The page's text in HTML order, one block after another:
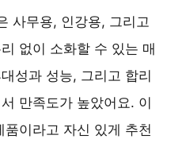
사무용, 인강용, 그리고
없이 소화할 수 있는 매
성과 성능, 그리고 합리
만족도가 높았어요. 이
이라고 자신 있게 추천